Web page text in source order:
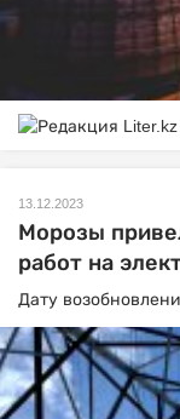
13.12.2023
Морозы
работ на
Дату